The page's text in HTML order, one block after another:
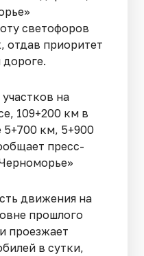
светофоров
отдав приоритет
на
109+200 км в
км, 5+900
пресс-
движения на
прошлого
проезжает
в сутки,